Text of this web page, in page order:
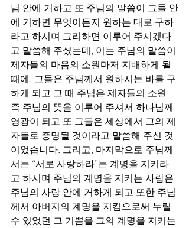
님 안에 거하고 또 주님의 말씀이 그들 안
에 거하면 무엇이든지 원하는 대로 구하
라고 하시며 그리하면 이루어 주시겠다
고 말씀해 주셨는데, 이는 주님의 말씀이
제자들의 마음의 소원마저 지배하게 될
때에, 그들은 주님께서 원하시는 바를 구
하게 되고 그 때 주님은 제자들의 소원
즉 주님의 뜻을 이루어 주셔서 하나님께
영광이 되고 또 그들은 세상에서 그의 제
자들로 증명될 것이라고 말씀해 주신 것
이었습니다. 그리고, 마지막으로 주님께
서는 “서로 사랑하라”는 계명을 지키라
고 하시며 주님의 계명을 지키는 사람은
주님의 사랑 안에 거하게 되고 또한 주님
께서 아버지의 계명을 지킴으로써 누릴
수 있었던 그 기쁨을 그의 계명을 지키는